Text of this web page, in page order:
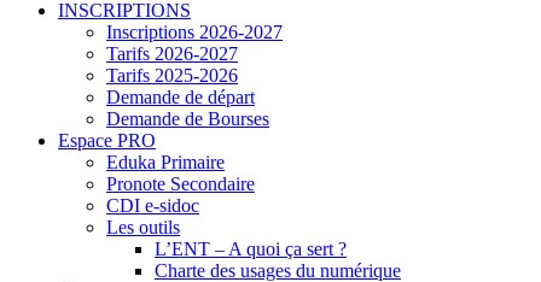
INSCRIPTIONS
Inscriptions 2026-2027
Tarifs 2026-2027
Tarifs 2025-2026
Demande de départ
Demande de Bourses
Espace PRO
Eduka Primaire
Pronote Secondaire
CDI e-sidoc
Les outils
L’ENT – A quoi ça sert ?
Charte des usages du numérique